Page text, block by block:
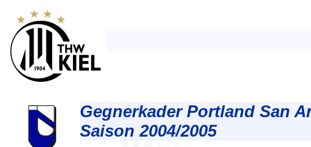
Gegnerkader Portland San
Saison 2004/2005